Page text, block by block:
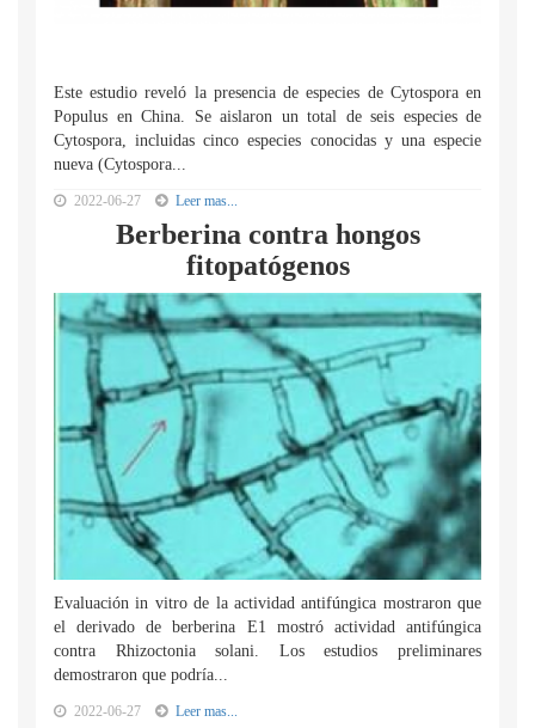
Este estudio reveló la presencia de especies de Cytospora en
Populus en China. Se aislaron un total de seis especies de
Cytospora, incluidas cinco especies conocidas y una especie
nueva (Cytospora...
2022-06-27 Leer mas...
Berberina contra hongos
fitopatógenos
Evaluación in vitro de la actividad antifúngica mostraron que
el derivado de berberina E1 mostró actividad antifúngica
contra Rhizoctonia solani. Los estudios preliminares
demostraron que podría...
2022-06-27 Leer mas...